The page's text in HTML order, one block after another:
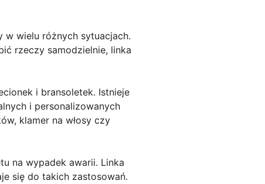
wielu różnych sytuacjach.
rzeczy samodzielnie, linka
i bransoletek. Istnieje
i personalizowanych
klamer na włosy czy
na wypadek awarii. Linka
się do takich zastosowań.